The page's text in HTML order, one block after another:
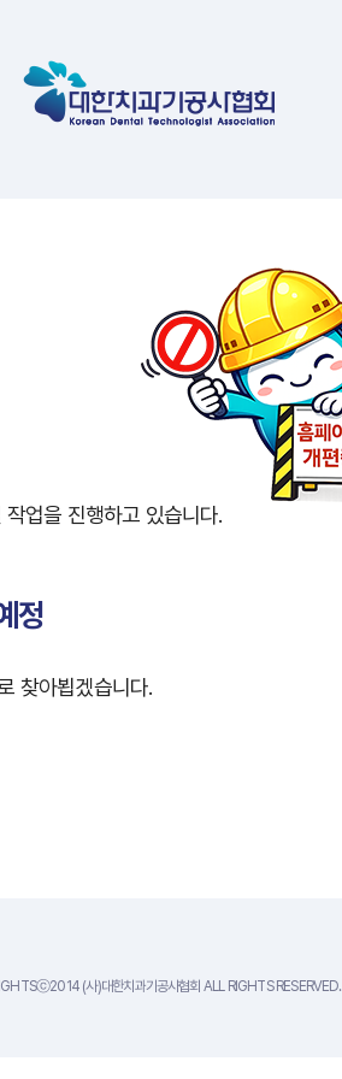
작업을 진행하고 있습니다.
정
찾아뵙겠습니다.
(사)대한치과기공사협회 ALL RIGHTS RESERVED.